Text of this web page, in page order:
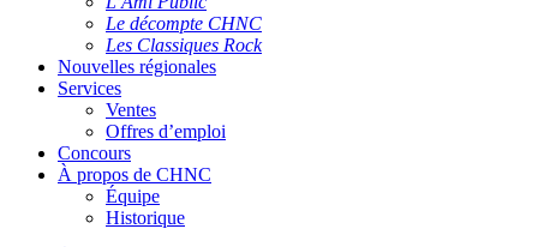
Le décompte CHNC
Les Classiques Rock
Nouvelles régionales
Services
Ventes
Offres d’emploi
Concours
À propos de CHNC
Équipe
Historique